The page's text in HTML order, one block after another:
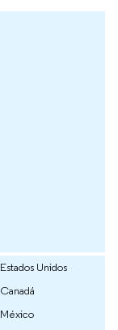
Estados Unidos
Canadá
México